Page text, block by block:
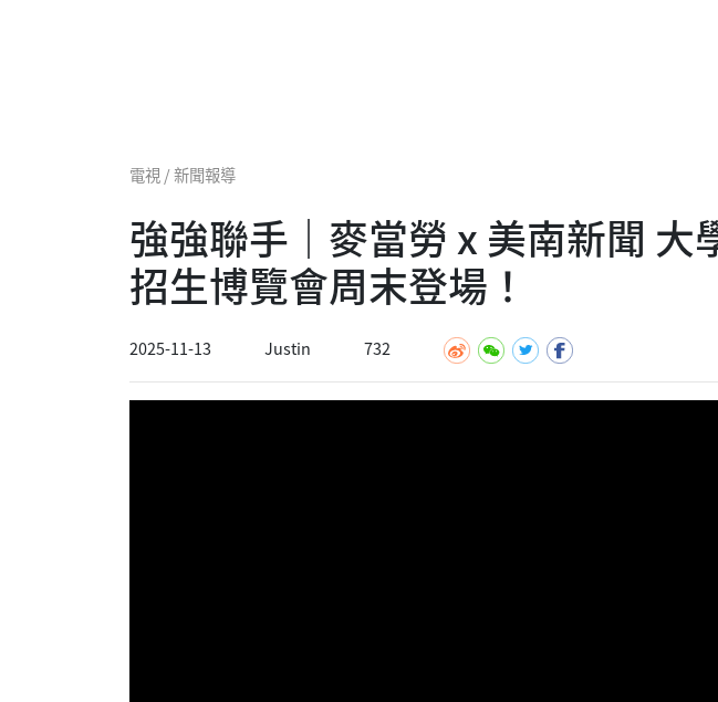
電視 / 新聞報導
強強聯手｜麥當勞 x 美南新聞 大
招生博覽會周末登場！
2025-11-13 Justin 732